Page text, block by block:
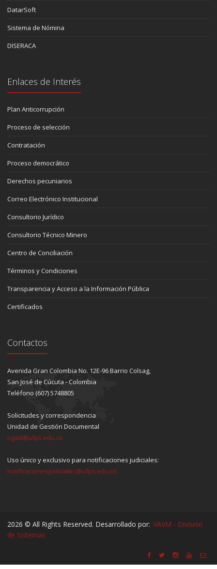
DatarSoft
Sistema de Nómina
DISERACA
Enlaces de Interés
Plan Anticorrupción
Proceso de selección
Contratación
Proceso democrático
Derechos pecuniarios
Correo Electrónico Institucional
Consultorio Jurídico
Consultorio Técnico Minero
Centro de Conciliación
Términos y Condiciones
Transparencia y Acceso a la Información Pública
Certificados
Contactos
Avenida Gran Colombia No. 12E-96 Barrio Colsag,
San José de Cúcuta - Colombia
Teléfono (607) 5748805
Solicitudes y correspondencia
Unidad de Gestión Documental
ugad@ufps.edu.co
Uso único y exclusivo para notificaciones judiciales:
notificacionesjudiciales@ufps.edu.co
2026 © All Rights Reserved. Desarrollado por: VAVM - División
de Sistemas